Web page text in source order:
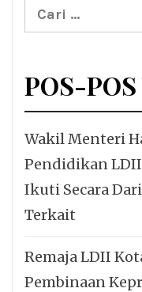
Cari
untuk:
POS-
Wakil Menteri
Pendidikan
Ikuti Secara
Terkait
Remaja LDII
Pembinaan